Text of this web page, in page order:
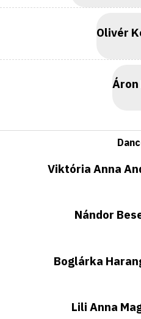
Olivér
Áron
Viktória Anna
Nándor
Boglárka
Lili Anna